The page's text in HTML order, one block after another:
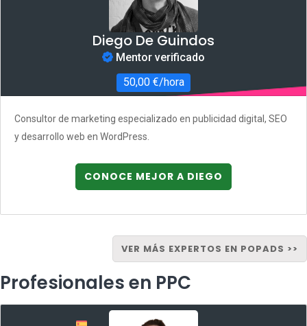
Diego De Guindos
Mentor verificado
50,00 €/hora
Consultor de marketing especializado en publicidad digital, SEO
y desarrollo web en WordPress.
CONOCE MEJOR A DIEGO
VER MÁS EXPERTOS EN POPADS >>
Profesionales en PPC